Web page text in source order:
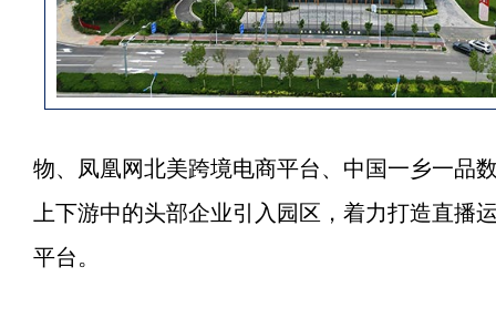
物、凤凰网北美跨境电商平台、中国一乡一品
上下游中的头部企业引入园区，着力打造直
平台。